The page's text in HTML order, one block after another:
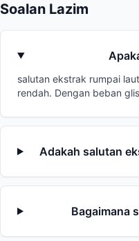
Soalan Lazim
salutan ekstrak rumpai
rendah. Dengan beban
Adakah salutan
Bagaimana